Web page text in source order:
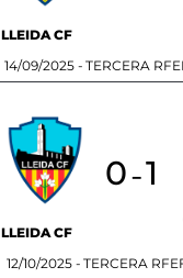
LLEIDA CF
14/09/2025 - TERCERA
LLEIDA CF
0-1
12/10/2025 - TERCERA